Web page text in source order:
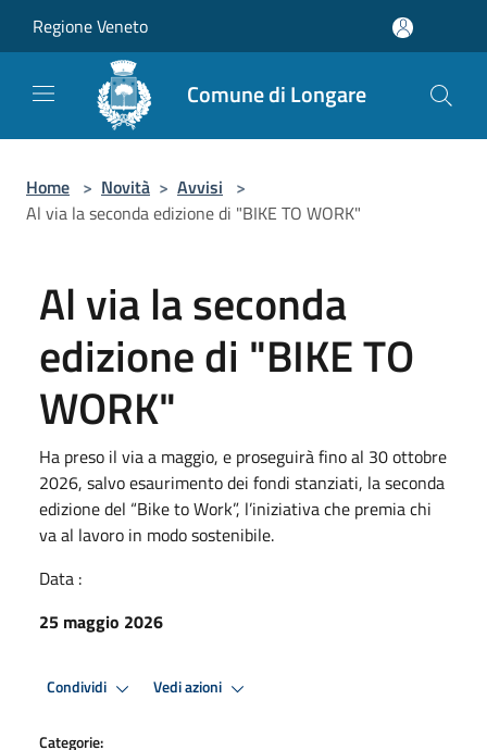
Regione Veneto
Comune di Longare
Home > Novità > Avvisi >
Al via la seconda edizione di "BIKE TO WORK"
Al via la seconda
edizione di "BIKE TO
WORK"
Ha preso il via a maggio, e proseguirà fino al 30 ottobre
2026, salvo esaurimento dei fondi stanziati, la seconda
edizione del “Bike to Work”, l’iniziativa che premia chi
va al lavoro in modo sostenibile.
Data :
25 maggio 2026
Condividi Vedi azioni
Categorie: